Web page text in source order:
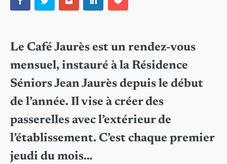
Le Café Jaurès est un rendez-vous
mensuel, instauré à la Résidence
Séniors Jean Jaurès depuis le début
de l’année. Il vise à créer des
passerelles avec l’extérieur de
l’établissement. C’est chaque premier
jeudi du mois…